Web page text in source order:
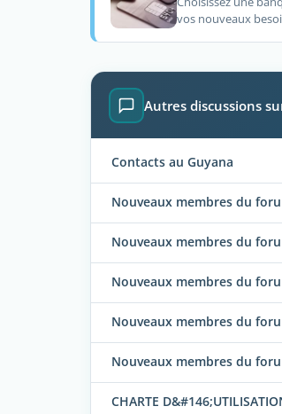
vos nouveaux
Autres discussions
Contacts au Guyana
Nouveaux membres du
Nouveaux membres du
Nouveaux membres du
Nouveaux membres du
Nouveaux membres du
CHARTE